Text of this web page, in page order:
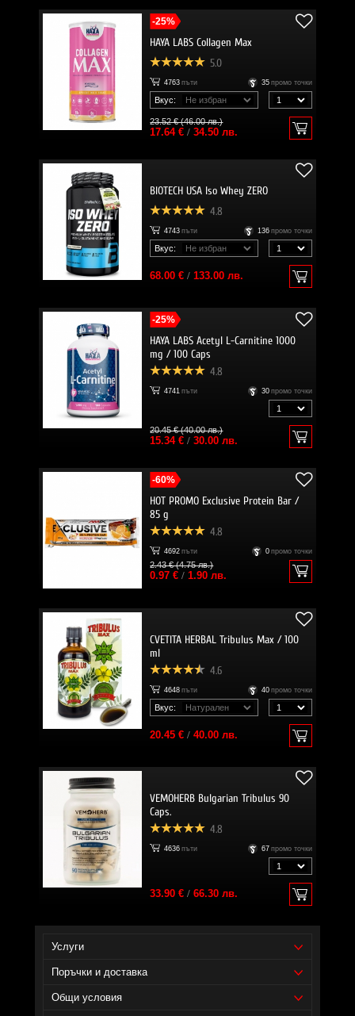
-25%
HAYA LABS Collagen Max
5.0
4763 пъти 35 промо точки
Вкус:
23.52 € (46.00 лв.)
17.64 €/ 34.50 лв.
BIOTECH USA Iso Whey ZERO
4.8
4743 пъти 136 промо точки
Вкус:
68.00 €/ 133.00 лв.
-25%
HAYA LABS Acetyl L-Carnitine 1000
mg / 100 Caps
4.8
4741 пъти 30 промо точки
20.45 € (40.00 лв.)
15.34 €/ 30.00 лв.
-60%
HOT PROMO Exclusive Protein Bar /
85 g
4.8
4692 пъти 0 промо точки
2.43 € (4.75 лв.)
0.97 €/ 1.90 лв.
CVETITA HERBAL Tribulus Max / 100
ml
4.6
4648 пъти 40 промо точки
Вкус:
20.45 €/ 40.00 лв.
VEMOHERB Bulgarian Tribulus 90
Caps.
4.8
4636 пъти 67 промо точки
33.90 €/ 66.30 лв.
Услуги
Поръчки и доставка
Общи условия